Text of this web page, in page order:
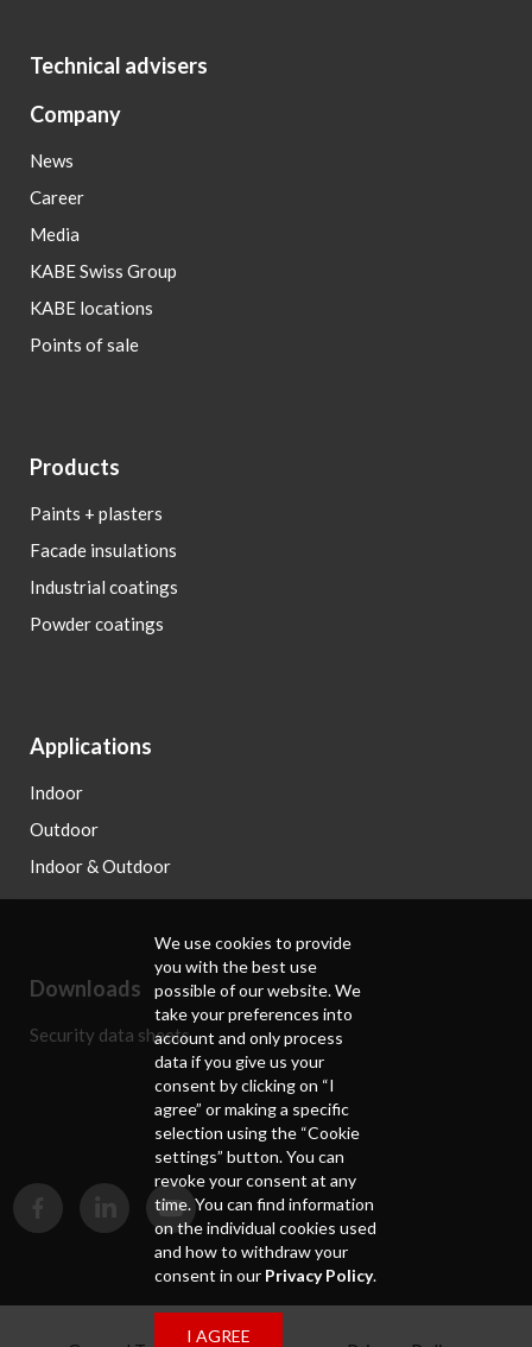
Technical advisers
Company
News
Career
Media
KABE Swiss Group
KABE locations
Points of sale
Products
Paints + plasters
Facade insulations
Industrial coatings
Powder coatings
Applications
Indoor
Outdoor
Indoor & Outdoor
Downloads
Security data sheets
We use cookies to provide
you with the best use
possible of our website. We
take your preferences into
account and only process
data if you give us your
consent by clicking on “I
agree” or making a specific
selection using the “Cookie
settings” button. You can
revoke your consent at any
time. You can find information
on the individual cookies used
and how to withdraw your
consent in our Privacy Policy.
I AGREE